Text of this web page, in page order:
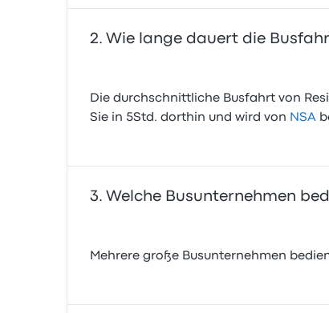
Wie lange dauert die
Die durchschnittliche Busfahrt von
Sie in 5Std. dorthin und wird von NSA
Welche Busunternehmen
Mehrere große Busunternehmen